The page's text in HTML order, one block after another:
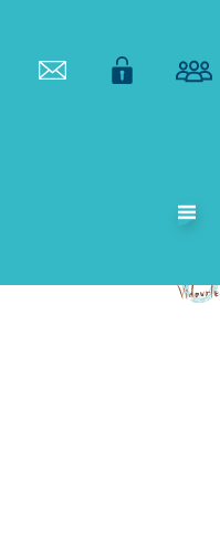
TERRITORIAL
DE BASSIN DU